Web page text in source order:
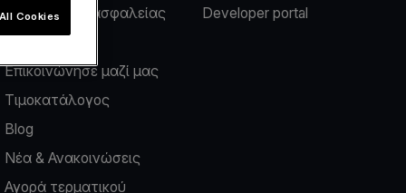
Περιστατικό ασφαλείας
Επικοινώνησε μαζί μας
Τιμοκατάλογος
Blog
Νέα & Ανακοινώσεις
Αγορά τερματικού
Developer portal
Cookies